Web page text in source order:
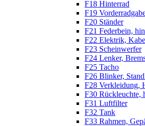
F18 Hinterrad
F19
F20 Ständer
F21 Federbein,
F22 Elektrik,
F23 Scheinwerfer
F24 Lenker,
F25 Tacho
F26 Blinker,
F28 Verkleidung,
F30 Rückleuchte,
F31 Luftfilter
F32 Tank
F33 Rahmen,